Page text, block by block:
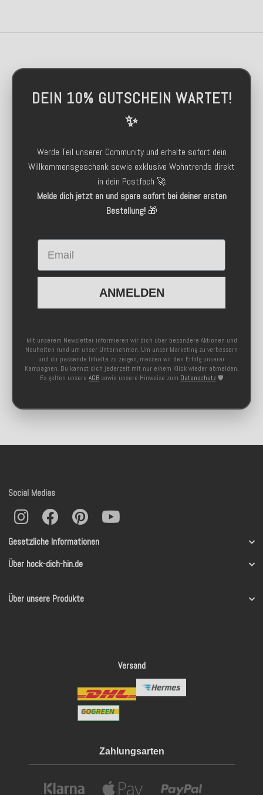
DEIN 10% GUTSCHEIN WARTET!
✨
Werde Teil unserer Community und erhalte sofort dein
Willkommensgeschenk sowie exklusive Wohntrends direkt
in dein Postfach 🚀
Melde dich jetzt an und spare sofort bei deiner ersten
Bestellung!🎁
Email
ANMELDEN
Mit unserem Newsletter informieren wir dich über besondere Aktionen und
Neuheiten rund um unser Unternehmen. Um unser Marketing zu verbessern
und dir passende Inhalte zu zeigen, messen wir den Erfolg unserer
Kampagnen. Du kannst dich jederzeit mit nur einem Klick wieder abmelden.
Es gelten unsere AGB sowie unsere Hinweise zum Datenschutz 🛡️
Gesetzliche Informationen
Über hock-dich-hin.de
Über unsere Produkte
Social Medias
Versand
Zahlungsarten